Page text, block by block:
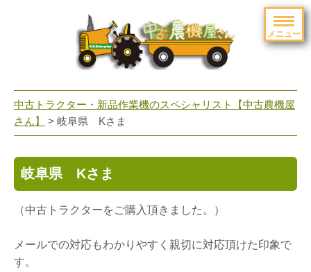
メニュー
navigation
中古トラクター・新品作業機のスペシャリスト【中古農機屋
さん】
> 岐阜県 Kさま
岐阜県 Kさま
（中古トラクターをご購入頂きました。）
メールでの対応もわかりやすく親切に対応頂けた印象で
す。